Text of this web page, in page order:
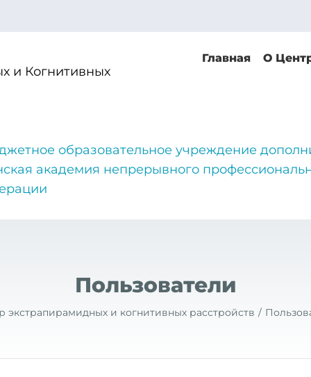
и Когнитивных
Главная О
образовательное учреждение
академия непрерывного
Пользователи
экстрапирамидных и когнитивных расстройств